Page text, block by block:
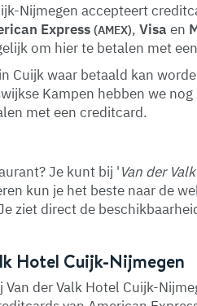
Nijmegen accepteert
Express (AMEX), Visa en
om hier te betalen met
Cuijk waar betaald kan
Kampen hebben we nog
met een creditcard.
Je kunt bij 'Van der
kun je het beste naar de
ziet direct de
Hotel Cuijk-Nijmegen
der Valk Hotel Cuijk-